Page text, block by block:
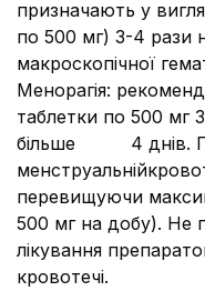
призначають у
по 500 мг) 3-4 рази
макроскопічної
Менорагія:
таблетки по 500 мг
більше 4 днів.
перевищуючи
500 мг на добу). Не
лікування
кровотечі.